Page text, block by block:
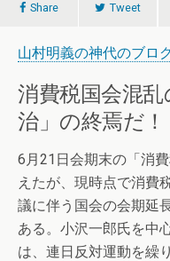
Share Tweet
山村明義の神代のブロ
消費税国会混
治」の終焉だ！
6月21日会期末の「消
えたが、現時点で消費
議に伴う国会の会期延
ある。小沢一郎氏を中
は、連日反対運動を繰